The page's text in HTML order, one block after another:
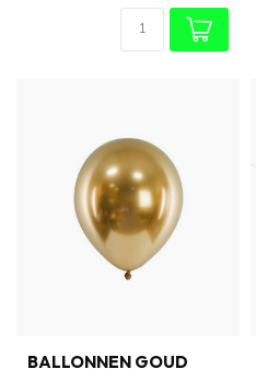
BALLONNEN GOUD